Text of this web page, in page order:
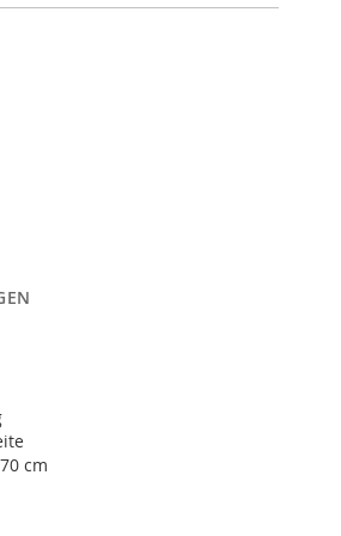
cm